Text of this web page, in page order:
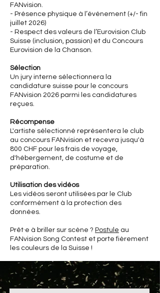
FANvision.
- Présence physique à l’événement (+/- fin
juillet 2026)
- Respect des valeurs de l’Eurovision Club
Suisse (inclusion, passion) et du Concours
Eurovision de la Chanson.
Sélection
Un jury interne sélectionnera la
candidature suisse pour le concours
FANvision 2026 parmi les candidatures
reçues.
Récompense
L'artiste sélectionné représentera le club
au concours FANvision et recevra jusqu'à
800 CHF pour les frais de voyage,
d'hébergement, de costume et de
préparation.
Utilisation des vidéos
Les vidéos seront utilisées par le Club
conformément à la protection des
données.
Prêt·e à briller sur scène ? Postule au
FANvision Song Contest et porte fièrement
les couleurs de la Suisse !